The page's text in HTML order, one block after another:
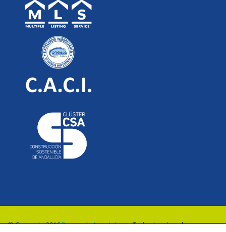
© Copyright 2016Renovalia Inmobiliaria. Todos los derechos